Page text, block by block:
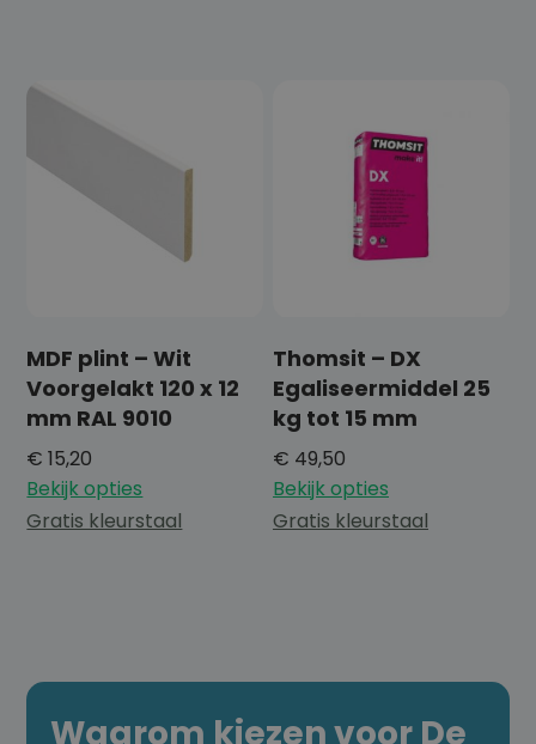
MDF plint – Wit
Voorgelakt 120 x 12
mm RAL 9010
€ 15,20
Bekijk opties
Gratis kleurstaal
Thomsit – DX
Egaliseermiddel 25
kg tot 15 mm
€ 49,50
Bekijk opties
Gratis kleurstaal
Waarom kiezen voor De